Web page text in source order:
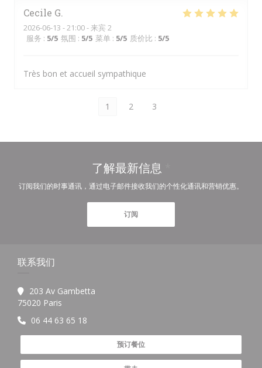
Cecile G
2026-06-13 - 21:00 - 来宾 2
服务 : 5/5 氛围 : 5/5 菜单 : 5/5 质价比 : 5/5
Très bon et accueil sympathique
1 2 3
了解最新信息
订阅我们的时事通讯，通过电子邮件接收我们的个性化通讯和营销优惠。
订阅
联系我们
203 Av Gambetta
75020 Paris
06 44 63 65 18
预订餐位